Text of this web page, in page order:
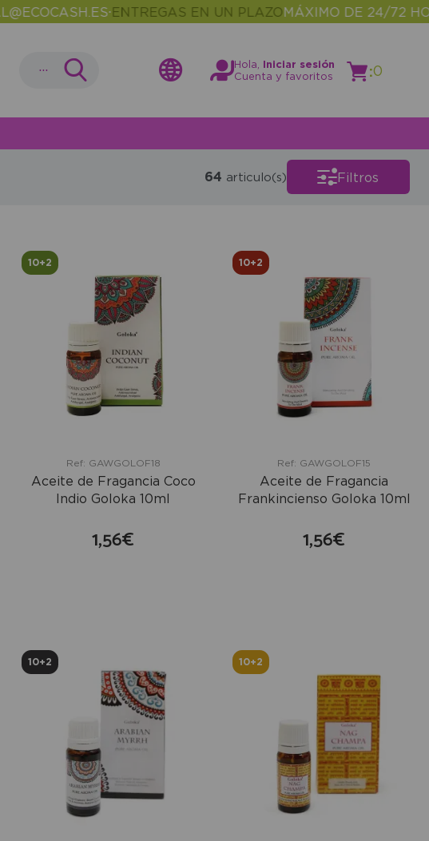
•ENTREGAS EN UN PLAZOMÁXIMO DE 24/72 HORAS•
... Hola,
Iniciar sesión
Cuenta y favoritos
:0
64 articulo(s) Filtros
10+2
Ref: GAWGOLOF18
Aceite de Fragancia Coco
Indio Goloka 10ml
1,56€
10+2
Ref: GAWGOLOF15
Aceite de Fragancia
Frankincienso Goloka 10ml
1,56€
10+2 10+2